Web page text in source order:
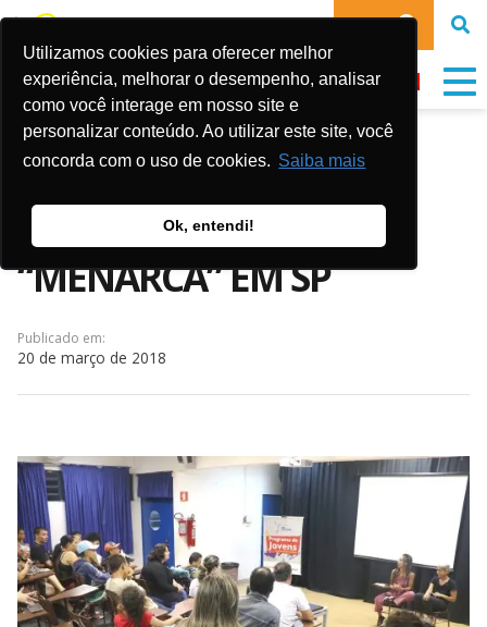
Utilizamos cookies para oferecer melhor
experiência, melhorar o desempenho, analisar
como você interage em nosso site e
personalizar conteúdo. Ao utilizar este site, você
concorda com o uso de cookies. Saiba mais
Ok, entendi!
DOE
CINE NA VILA EXIBE O
CURTA-METRAGEM
“MENARCA” EM SP
Publicado em:
20 de março de 2018